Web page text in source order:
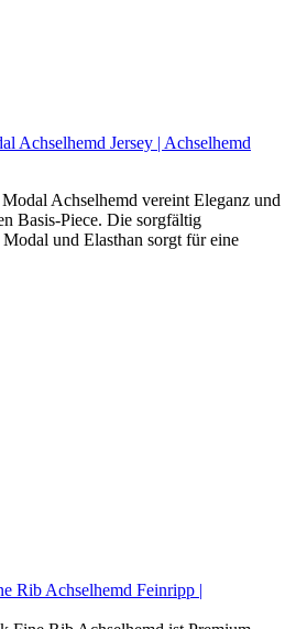
Achselhemd Jersey | Achselhemd
Achselhemd vereint Eleganz und
Basis-Piece. Die sorgfältig
und Elasthan sorgt für eine
Rib Achselhemd Feinripp |